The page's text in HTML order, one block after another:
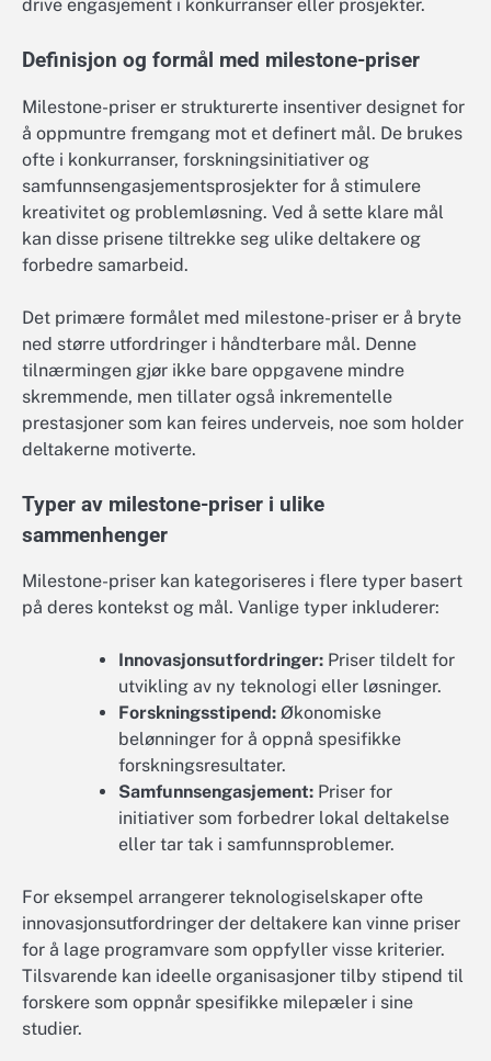
drive engasjement i konkurranser eller prosjekter.
Definisjon og formål med milestone-priser
Milestone-priser er strukturerte insentiver designet for
å oppmuntre fremgang mot et definert mål. De brukes
ofte i konkurranser, forskningsinitiativer og
samfunnsengasjementsprosjekter for å stimulere
kreativitet og problemløsning. Ved å sette klare mål
kan disse prisene tiltrekke seg ulike deltakere og
forbedre samarbeid.
Det primære formålet med milestone-priser er å bryte
ned større utfordringer i håndterbare mål. Denne
tilnærmingen gjør ikke bare oppgavene mindre
skremmende, men tillater også inkrementelle
prestasjoner som kan feires underveis, noe som holder
deltakerne motiverte.
Typer av milestone-priser i ulike
sammenhenger
Milestone-priser kan kategoriseres i flere typer basert
på deres kontekst og mål. Vanlige typer inkluderer:
Innovasjonsutfordringer: Priser tildelt for
utvikling av ny teknologi eller løsninger.
Forskningsstipend: Økonomiske
belønninger for å oppnå spesifikke
forskningsresultater.
Samfunnsengasjement: Priser for
initiativer som forbedrer lokal deltakelse
eller tar tak i samfunnsproblemer.
For eksempel arrangerer teknologiselskaper ofte
innovasjonsutfordringer der deltakere kan vinne priser
for å lage programvare som oppfyller visse kriterier.
Tilsvarende kan ideelle organisasjoner tilby stipend til
forskere som oppnår spesifikke milepæler i sine
studier.